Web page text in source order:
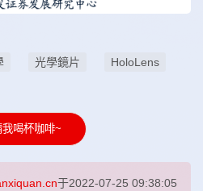
光學鏡片
HoloLens
我喝杯咖啡~
于2022-07-25 09:38:05